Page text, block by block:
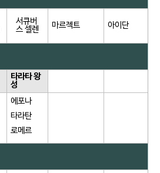
서큐버
스 셀렌
마르젝트 아이단
타라타 왕
성
에포나
타라탄
로메르